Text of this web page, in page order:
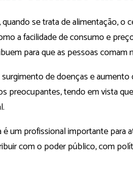
se trata de alimentação, o
a facilidade de consumo e
para que as pessoas comam
de doenças e aumento
preocupantes, tendo em vista que
um profissional importante para
com o poder público, com